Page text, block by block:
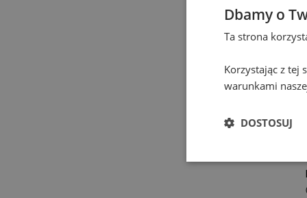
Dbamy o
Ta strona
Korzystając z tej
warunkami
DOSTOSUJ